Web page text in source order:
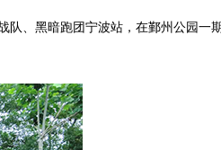
、黑暗跑团宁波站，在鄞州公园一